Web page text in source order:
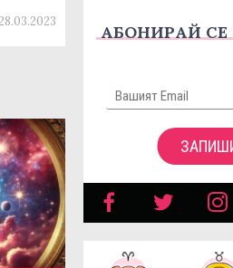
28.03.2023
АБОНИРАЙ